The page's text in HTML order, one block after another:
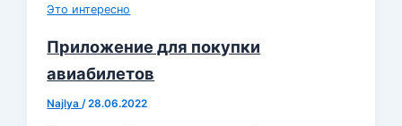
Это интересно
Приложение для покупки
авиабилетов
Najlya /28.06.2022